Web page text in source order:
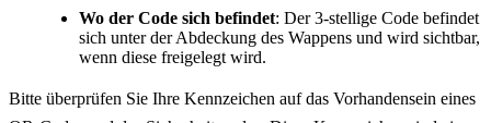
Wo der Code sich befindet: Der 3-stellige Code befindet
sich unter der Abdeckung des Wappens und wird sichtbar,
wenn diese freigelegt wird.
Bitte überprüfen Sie Ihre Kennzeichen auf das Vorhandensein eines